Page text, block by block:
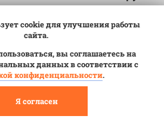
МЗСА 400 кг 1,5 м
2 шт.)
кузов. Необходимы всем ,
перевозить мототехнику
прицепах.
двух аппарелей 400
более 75 см).
cookie для улучшения работы
сайта.
вы соглашаетесь на
данных в соответствии с
конфиденциальности.
Я согласен